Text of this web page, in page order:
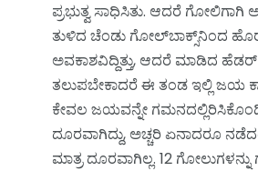
ಪ್ರಭುತ್ವ ಸಾಧಿಸಿತು. ಆದರೆ
ತುಳಿದ ಚೆಂಡು ಗೋಲ್‌ಬಾಕ್ಸ್‌ನಿಂದ
ಅವಕಾಶವಿದ್ದಿತ್ತು, ಆದರೆ ಮಾಡಿದ
ತಲುಪಬೇಕಾದರೆ ಈ ತಂಡ ಇಲ್ಲಿ ಜಯ
ಕೇವಲ ಜಯವನ್ನೇ
ದೂರವಾಗಿದ್ದು, ಅಚ್ಚರಿ ಏನಾದರೂ
ಮಾತ್ರ ದೂರವಾಗಿಲ್ಲ. 12